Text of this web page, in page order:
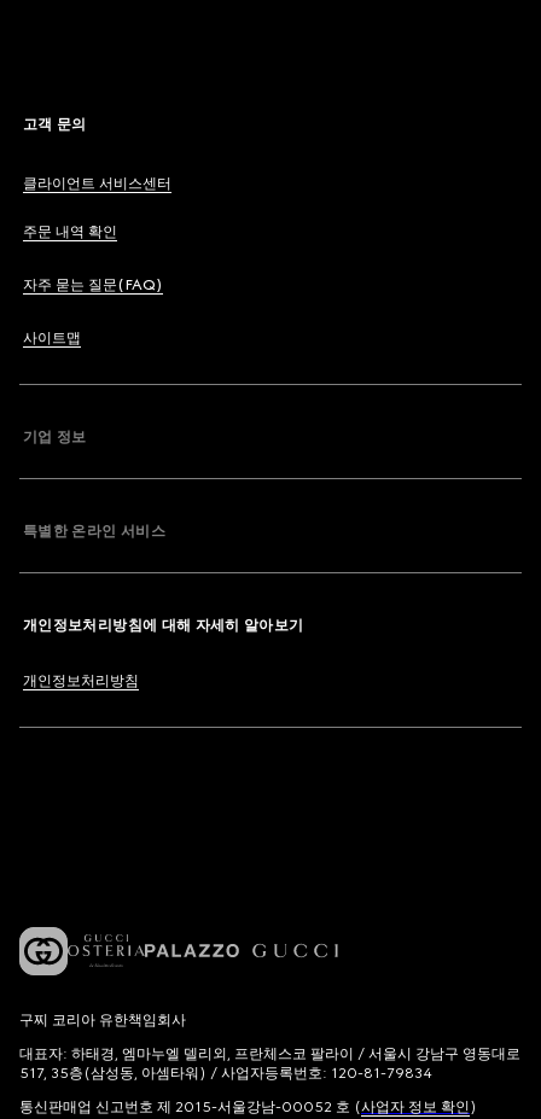
고객 문의
클라이언트 서비스센터
주문 내역 확인
자주 묻는 질문(FAQ)
사이트맵
기업 정보
특별한 온라인 서비스
개인정보처리방침에 대해 자세히 알아보기
개인정보처리방침
구찌 코리아 유한책임회사
대표자: 하태경, 엠마누엘 델리외, 프란체스코 팔라이 / 서울시 강남구 영동대로
517, 35층(삼성동, 아셈타워) / 사업자등록번호: 120-81-79834
통신판매업 신고번호 제 2015-서울강남-00052 호 (사업자 정보 확인)